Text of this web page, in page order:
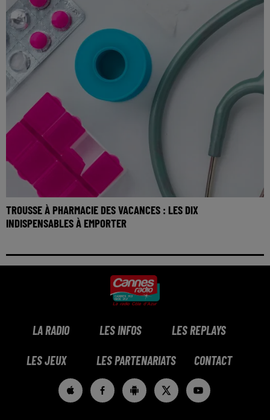
TROUSSE À PHARMACIE DES VACANCES : LES DIX
INDISPENSABLES À EMPORTER
LA RADIO LES INFOS LES REPLAYS
LES JEUX LES PARTENARIATS CONTACT